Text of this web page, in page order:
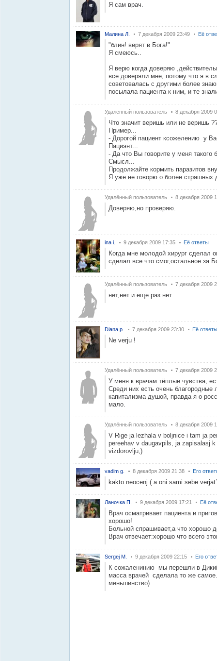
Я сам врач.
Малина Л. 7 декабря 2009 23:49 Её
"блин! верят в Бога!"
Я смеюсь..
Я верю когда доверяю
все доверяли мне, потому что я в
советовалась с другими более
посылала пациента к ним, и те
Удалённый пользователь 8 декабря 2009
Что значит веришь или не веришь
Пример...
- Дорогой пациент ксожелению у
Пациэнт...
- Да что Вы говорите у меня
Смысл...
Продолжайте кормить паразитов
Я уже не говорю о более страшных
Удалённый пользователь 8 декабря 2009
Доверяю,но проверяю.
ina i. 9 декабря 2009 17:35 Её ответы
Когда мне молодой хирург сделал
сделал все что смог,остальное за
Удалённый пользователь 7 декабря 2009
нет,нет и еще раз нет
Diana p. 7 декабря 2009 23:30 Её ответы
Ne verju !
Удалённый пользователь 7 декабря 2009
У меня к врачам тёплые чувства,
Среди них есть очень
капитализма душой, правда я о
мало.
Удалённый пользователь 8 декабря 2009
V Rige ja lezhala v boljnice i tam ja
pereehav v daugavpils, ja zapisalasj
vizdorovlju;)
vadim g. 8 декабря 2009 21:38 Его
kakto neocenj ( a oni sami sebe
Ланочка П. 9 декабря 2009 17:21 Её
Врач осматривает пациента и
хорошо!
Больной спрашивает,а что хорошо
Врач отвечает:хорошо что всего
Sergej M. 9 декабря 2009 22:15 Его
К сожаленинию мы перешли в
масса врачей сделала то же
меньшинство).